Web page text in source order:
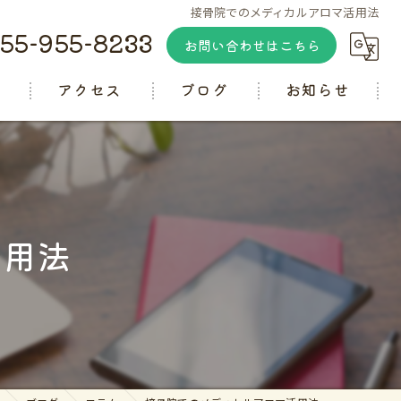
接骨院でのメディカルアロマ活用法
955-8233 お問い合わせはこちら
アクセス ブログ
コラム
お知らせ
法